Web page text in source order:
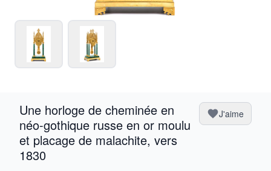
Une horloge de cheminée en
néo-gothique russe en or moulu
et placage de malachite, vers
1830
J'aime